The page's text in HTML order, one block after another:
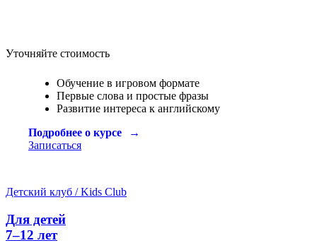
Уточняйте стоимость
Обучение в игровом формате
Первые слова и простые фразы
Развитие интереса к английскому
Подробнее о курсе
Записаться
Детский клуб / Kids Club
Для детей
7–12 лет